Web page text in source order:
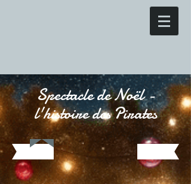
Spectacle de Noël -
l'histoire des Pirates